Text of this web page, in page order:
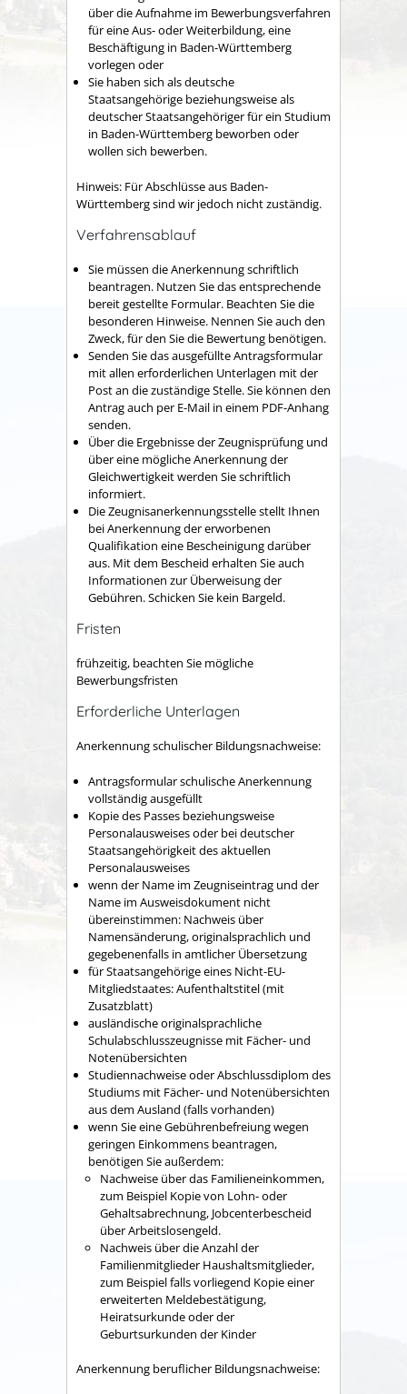
über die Aufnahme im Bewerbungsverfahren
für eine Aus- oder Weiterbildung, eine
Beschäftigung in Baden-Württemberg
vorlegen oder
Sie haben sich als deutsche
Staatsangehörige beziehungsweise als
deutscher Staatsangehöriger für ein Studium
in Baden-Württemberg beworben oder
wollen sich bewerben.
Hinweis: Für Abschlüsse aus Baden-
Württemberg sind wir jedoch nicht zuständig.
Verfahrensablauf
Sie müssen die Anerkennung schriftlich
beantragen. Nutzen Sie das entsprechende
bereit gestellte Formular. Beachten Sie die
besonderen Hinweise. Nennen Sie auch den
Zweck, für den Sie die Bewertung benötigen.
Senden Sie das ausgefüllte Antragsformular
mit allen erforderlichen Unterlagen mit der
Post an die zuständige Stelle. Sie können den
Antrag auch per E-Mail in einem PDF-Anhang
senden.
Über die Ergebnisse der Zeugnisprüfung und
über eine mögliche Anerkennung der
Gleichwertigkeit werden Sie schriftlich
informiert.
Die Zeugnisanerkennungsstelle stellt Ihnen
bei Anerkennung der erworbenen
Qualifikation eine Bescheinigung darüber
aus. Mit dem Bescheid erhalten Sie auch
Informationen zur Überweisung der
Gebühren. Schicken Sie kein Bargeld.
Fristen
frühzeitig, beachten Sie mögliche
Bewerbungsfristen
Erforderliche Unterlagen
Anerkennung schulischer Bildungsnachweise:
Antragsformular schulische Anerkennung
vollständig ausgefüllt
Kopie des Passes beziehungsweise
Personalausweisesoder bei deutscher
Staatsangehörigkeit des aktuellen
Personalausweises
wenn der Name im Zeugniseintrag und der
Name im Ausweisdokument nicht
übereinstimmen: Nachweis über
Namensänderung, originalsprachlich und
gegebenenfalls in amtlicher Übersetzung
für Staatsangehörige eines Nicht-EU-
Mitgliedstaates: Aufenthaltstitel (mit
Zusatzblatt)
ausländischeoriginalsprachliche
Schulabschlusszeugnisse mit Fächer- und
Notenübersichten
Studiennachweise oderAbschlussdiplom des
Studiums mit Fächer- und Notenübersichten
aus dem Ausland (falls vorhanden)
wenn Sie eine Gebührenbefreiung wegen
geringen Einkommens beantragen,
benötigen Sie außerdem:
Nachweise über das Familieneinkommen,
zum Beispiel Kopie von Lohn- oder
Gehaltsabrechnung, Jobcenterbescheid
über Arbeitslosengeld.
Nachweis über dieAnzahl der
Familienmitglieder Haushaltsmitglieder,
zum Beispielfalls vorliegend Kopie einer
erweiterten Meldebestätigung,
Heiratsurkunde oder der
Geburtsurkunden der Kinder
Anerkennung beruflicher Bildungsnachweise: